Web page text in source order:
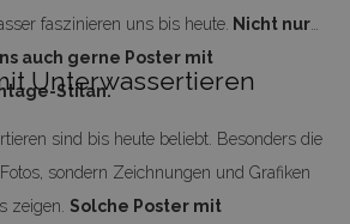
faszinieren uns bis heute. Nicht nur
auch gerne Poster mit
Stilan.
Unterwassertieren
sind bis heute beliebt. Besonders die
sondern Zeichnungen und Grafiken
zeigen. Solche Poster mit